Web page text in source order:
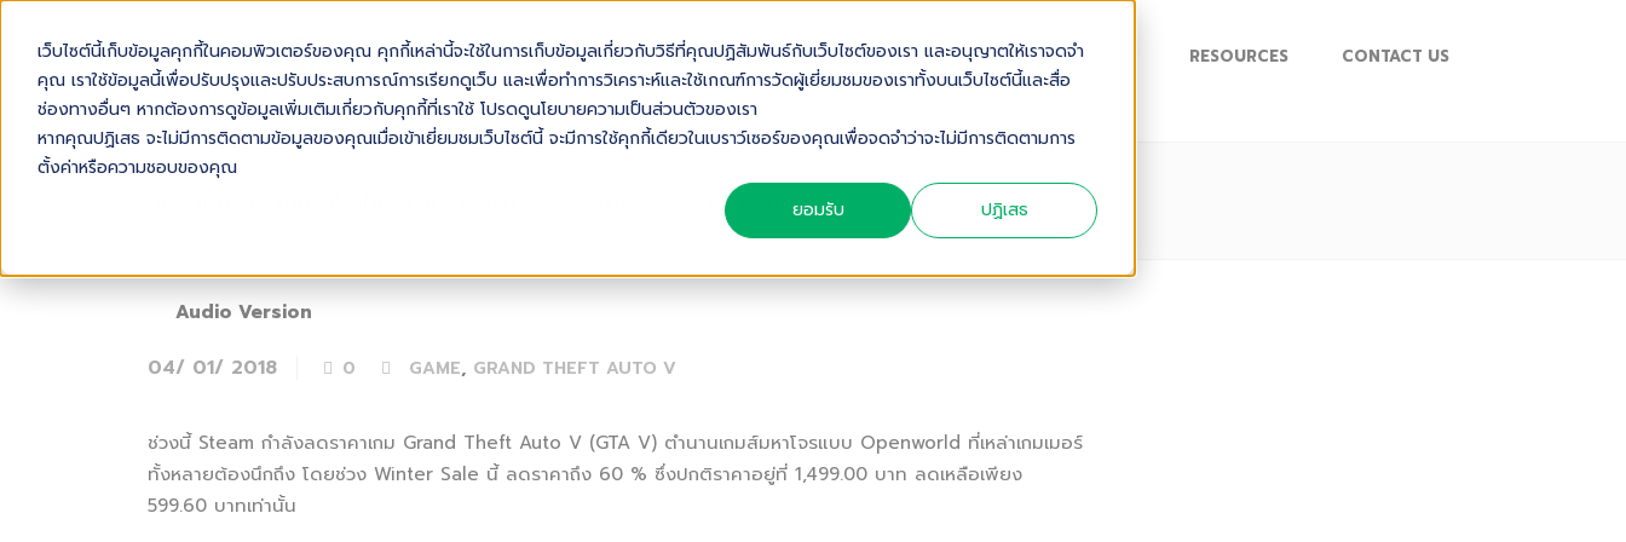
เว็บไซต์นี้เก็บข้อมูลคุกกี้ในคอมพิวเตอร์ของคุณ คุกกี้เหล่านี้จะใช้ในการเก็บข้อมูลเกี่ยวกับวิธีที่คุณปฏิสัมพันธ์กับเว็บไซต์ของเรา และอนุญาตให้เราจดจำ
คุณ เราใช้ข้อมูลนี้เพื่อปรับปรุงและปรับประสบการณ์การเรียกดูเว็บ และเพื่อทำการวิเคราะห์และใช้เกณฑ์การวัดผู้เยี่ยมชมของเราทั้งบนเว็บไซต์นี้และสื่อ
ช่องทางอื่นๆ หากต้องการดูข้อมูลเพิ่มเติมเกี่ยวกับคุกกี้ที่เราใช้ โปรดดูนโยบายความเป็นส่วนตัวของเรา
หากคุณปฏิเสธ จะไม่มีการติดตามข้อมูลของคุณเมื่อเข้าเยี่ยมชมเว็บไซต์นี้ จะมีการใช้คุกกี้เดียวในเบราว์เซอร์ของคุณเพื่อจดจำว่าจะไม่มีการติดตามการ
ตั้งค่าหรือความชอบของคุณ
ยอมรับ
ปฏิเสธ
ABOUT US SOLUTIONS INDUSTRIES SERVICES & SUPPORT RESOURCES CONTACT US
ลดหนักมาก!!! เกม GRAND THEFT AUTO V อยู่ในช่วง SALE ถึง 60 %
Audio Version
04/ 01/ 2018 0 GAME, GRAND THEFT AUTO V
ช่วงนี้ Steam กำลังลดราคาเกม Grand Theft Auto V (GTA V) ตำนานเกมส์มหาโจรแบบ Openworld ที่เหล่าเกมเมอร์
ทั้งหลายต้องนึกถึง โดยช่วง Winter Sale นี้ ลดราคาถึง 60 % ซึ่งปกติราคาอยู่ที่ 1,499.00 บาท ลดเหลือเพียง
599.60 บาทเท่านั้น